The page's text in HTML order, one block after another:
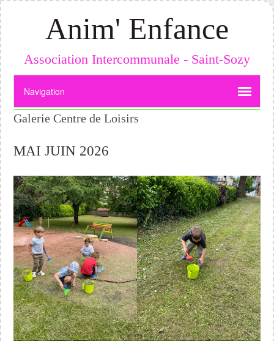
Anim' Enfance
Association Intercommunale - Saint-Sozy
Galerie Centre de Loisirs
MAI JUIN 2026